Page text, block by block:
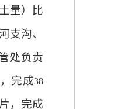
量）比
支沟、
处负责
完成38
，完成